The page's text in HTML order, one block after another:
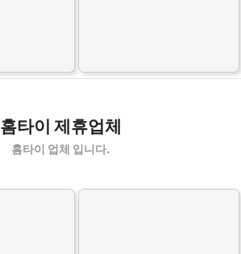
홈타이 제휴업체
홈타이 업체 입니다.